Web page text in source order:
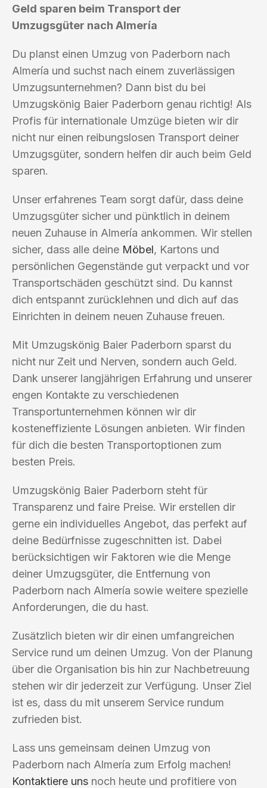
Geld sparen beim Transport der
Umzugsgüter nach Almería
Du planst einen Umzug von Paderborn nach
Almería und suchst nach einem zuverlässigen
Umzugsunternehmen? Dann bist du bei
Umzugskönig Baier Paderborn genau richtig! Als
Profis für internationale Umzüge bieten wir dir
nicht nur einen reibungslosen Transport deiner
Umzugsgüter, sondern helfen dir auch beim Geld
sparen.
Unser erfahrenes Team sorgt dafür, dass deine
Umzugsgüter sicher und pünktlich in deinem
neuen Zuhause in Almería ankommen. Wir stellen
sicher, dass alle deine Möbel, Kartons und
persönlichen Gegenstände gut verpackt und vor
Transportschäden geschützt sind. Du kannst
dich entspannt zurücklehnen und dich auf das
Einrichten in deinem neuen Zuhause freuen.
Mit Umzugskönig Baier Paderborn sparst du
nicht nur Zeit und Nerven, sondern auch Geld.
Dank unserer langjährigen Erfahrung und unserer
engen Kontakte zu verschiedenen
Transportunternehmen können wir dir
kosteneffiziente Lösungen anbieten. Wir finden
für dich die besten Transportoptionen zum
besten Preis.
Umzugskönig Baier Paderborn steht für
Transparenz und faire Preise. Wir erstellen dir
gerne ein individuelles Angebot, das perfekt auf
deine Bedürfnisse zugeschnitten ist. Dabei
berücksichtigen wir Faktoren wie die Menge
deiner Umzugsgüter, die Entfernung von
Paderborn nach Almería sowie weitere spezielle
Anforderungen, die du hast.
Zusätzlich bieten wir dir einen umfangreichen
Service rund um deinen Umzug. Von der Planung
über die Organisation bis hin zur Nachbetreuung
stehen wir dir jederzeit zur Verfügung. Unser Ziel
ist es, dass du mit unserem Service rundum
zufrieden bist.
Lass uns gemeinsam deinen Umzug von
Paderborn nach Almería zum Erfolg machen!
Kontaktiere uns noch heute und profitiere von